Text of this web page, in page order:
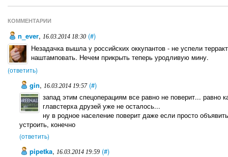
КОММЕНТАРИИ
n_ever, 16.03.2014 18:30 (#)
Незадачка вышла у российских оккупантов - не успели
наштамповать. Нечем прикрыть теперь уродливую мину.
(ответить)
gin, 16.03.2014 19:57 (#)
запад этим спецоперациям все равно не поверит... равно
главстерха друзей уже не осталось...
ну в родное население поверит даже если просто
устроить, конечно
(ответить)
pipetka, 16.03.2014 19:59 (#)